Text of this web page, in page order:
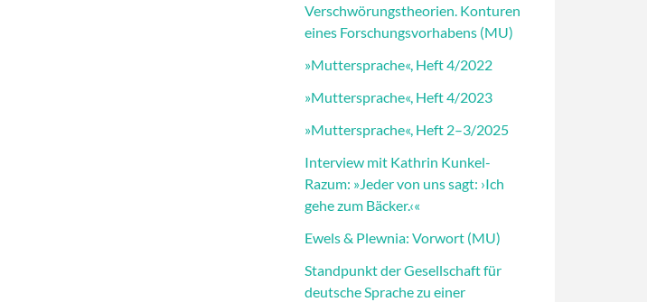
Verschwörungstheorien. Konturen
eines Forschungsvorhabens (MU)
»Muttersprache«, Heft 4/2022
»Muttersprache«, Heft 4/2023
»Muttersprache«, Heft 2–3/2025
Interview mit Kathrin Kunkel-
Razum: »Jeder von uns sagt: ›Ich
gehe zum Bäcker.‹«
Ewels & Plewnia: Vorwort (MU)
Standpunkt der Gesellschaft für
deutsche Sprache zu einer